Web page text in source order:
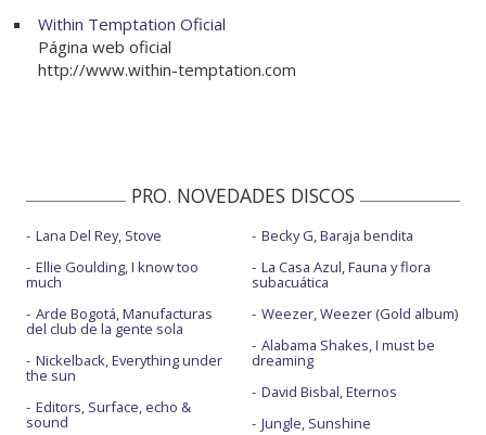
Within Temptation Oficial
Página web oficial
http://www.within-temptation.com
PRO. NOVEDADES DISCOS
Lana Del Rey, Stove
Ellie Goulding, I know too
much
Arde Bogotá, Manufacturas
del club de la gente sola
Nickelback, Everything under
the sun
Editors, Surface, echo &
sound
Becky G, Baraja bendita
La Casa Azul, Fauna y flora
subacuática
Weezer, Weezer (Gold album)
Alabama Shakes, I must be
dreaming
David Bisbal, Eternos
Jungle, Sunshine